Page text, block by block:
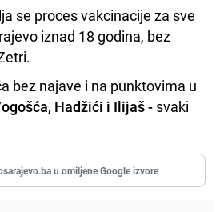
se proces vakcinacije za sve
iznad 18 godina, bez
bez najave i na punktovima u
Hadžići i Ilijaš - svaki
u omiljene Google izvore